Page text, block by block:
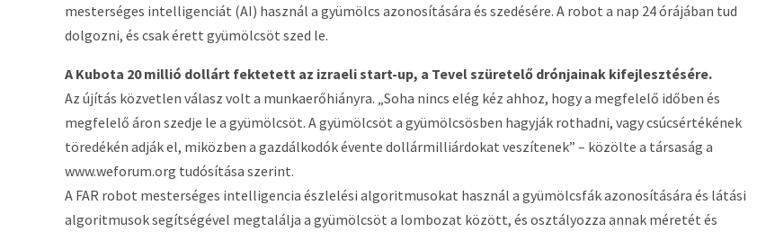
mesterséges intelligenciát (AI) használ a gyümölcs azonosítására és szedésére. A robot a nap 24 órájában tud
dolgozni, és csak érett gyümölcsöt szed le.
A Kubota 20 millió dollárt fektetett az izraeli start-up, a Tevel szüretelő drónjainak kifejlesztésére.
Az újítás közvetlen válasz volt a munkaerőhiányra. „Soha nincs elég kéz ahhoz, hogy a megfelelő időben és
megfelelő áron szedje le a gyümölcsöt. A gyümölcsöt a gyümölcsösben hagyják rothadni, vagy csúcsértékének
töredékén adják el, miközben a gazdálkodók évente dollármilliárdokat veszítenek” – közölte a társaság a
www.weforum.org tudósítása szerint.
A FAR robot mesterséges intelligencia észlelési algoritmusokat használ a gyümölcsfák azonosítására és látási
algoritmusok segítségével megtalálja a gyümölcsöt a lombozat között, és osztályozza annak méretét és